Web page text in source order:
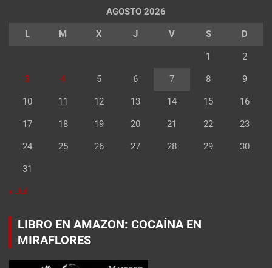
AGOSTO 2026
L M X J V S D
1 2
3 4 5 6 7 8 9
10 11 12 13 14 15 16
17 18 19 20 21 22 23
24 25 26 27 28 29 30
31
« Jul
LIBRO EN AMAZON: COCAÍNA EN
MIRAFLORES